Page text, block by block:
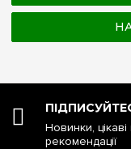
Новинки,
рекомендації